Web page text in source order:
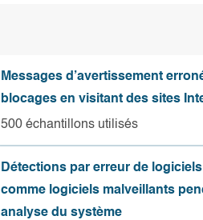
Messages d’avertissement
blocages en visitant des sites
500 échantillons utilisés
Détections par erreur de
comme logiciels malveillants
analyse du système